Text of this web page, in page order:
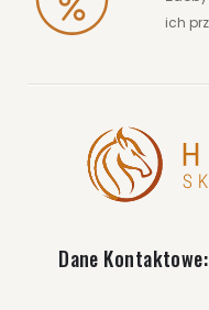
ich
Dane Kontaktowe: